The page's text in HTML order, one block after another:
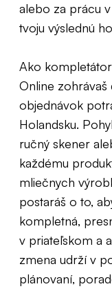
alebo za prácu
tvoju výslednú
Ako
Online
objednávok
Holandsku.
ručný skener
každému
mliečnych
postaráš o to,
kompletná,
v priateľskom a
zmena udrží v
plánovaní,